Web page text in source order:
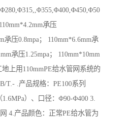
承压
承压0.8mpa； 110mm*6.6mm承
承压1.25mpa； 110mm*10mm
上用110mmPE给水管网系统的
T.- .产品规格：PE100系列
1.6MPa）、口径：Φ90-Φ400 3.
4.产品颜色：正常PE给水管为